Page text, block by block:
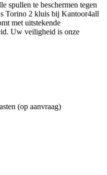
spullen te beschermen tegen
Torino 2 kluis bij Kantoor4all
met uitstekende
Uw veiligheid is onze
(op aanvraag)